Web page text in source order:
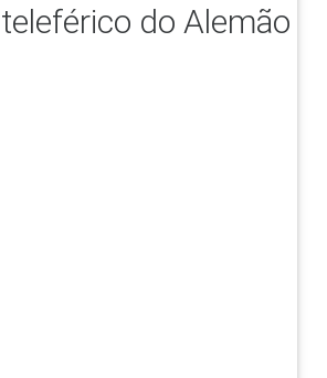
do Alemão